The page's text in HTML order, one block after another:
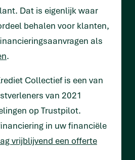
Dat is eigenlijk waar
behalen voor klanten,
als
.
Collectief is een van
van 2021
op Trustpilot.
in uw financiële
vrijblijvend een offerte